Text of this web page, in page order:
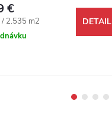
€
cena:
2.535 m2
DETAIL